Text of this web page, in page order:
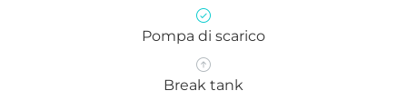
Pompa di scarico
Break tank